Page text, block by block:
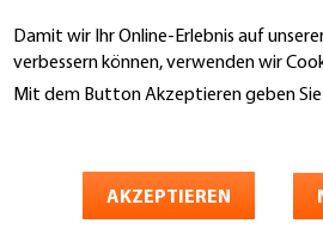
Damit wir Ihr Online-Erlebnis auf
verbessern können, verwenden wir
Mit dem Button Akzeptieren geben Sie
AKZEPTIEREN
zum
Inhalt